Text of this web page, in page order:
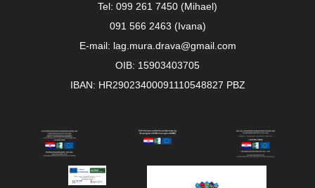
Tel: 099 261 7450 (Mihael)
091 566 2463 (Ivana)
E-mail: lag.mura.drava@gmail.com
OIB: 15903403705
IBAN: HR29023400091110548827 PBZ